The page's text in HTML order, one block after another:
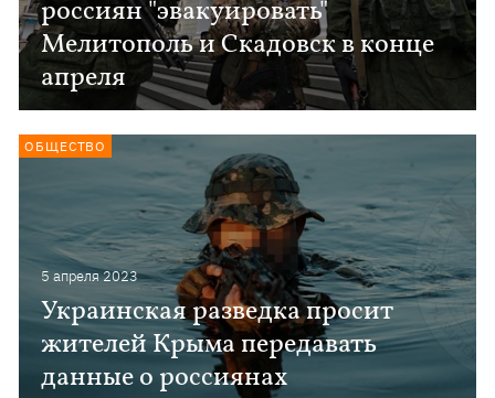
россиян "эвакуировать"
Мелитополь и Скадовск в конце
апреля
5 апреля 2023
Украинская разведка просит
жителей Крыма передавать
данные о россиянах
ОБЩЕСТВО